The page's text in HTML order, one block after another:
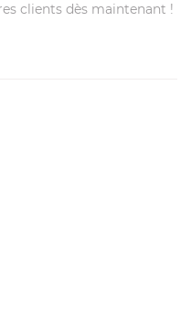
clients dès maintenant !